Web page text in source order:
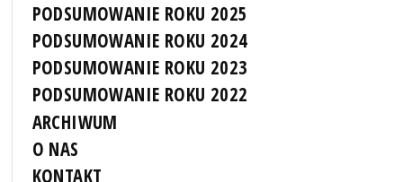
PODSUMOWANIE ROKU 2025
PODSUMOWANIE ROKU 2024
PODSUMOWANIE ROKU 2023
PODSUMOWANIE ROKU 2022
ARCHIWUM
O NAS
KONTAKT